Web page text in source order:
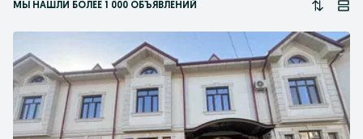
МЫ НАШЛИ БОЛЕЕ 1 000 ОБЪЯВЛЕНИЙ